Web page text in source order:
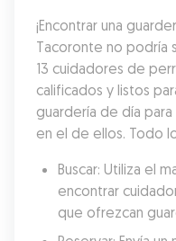
¡Encontrar una
Tacoronte no podría
13 cuidadores de
calificados y listos
guardería de día
en el de ellos. Todo
Buscar: Utiliza el
encontrar
que ofrezcan